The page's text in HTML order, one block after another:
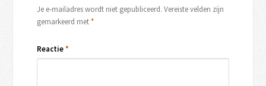
Je e-mailadres wordt niet gepubliceerd. Vereiste velden zijn
gemarkeerd met*
Reactie*